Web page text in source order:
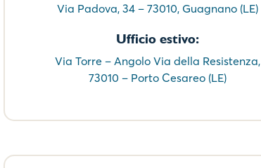
Via Padova, 34 – 73010, Guagnano (LE)
Ufficio estivo:
Via Torre – Angolo Via della Resistenza,
73010 – Porto Cesareo (LE)